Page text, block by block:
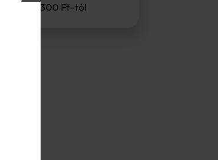
300 Ft-tól